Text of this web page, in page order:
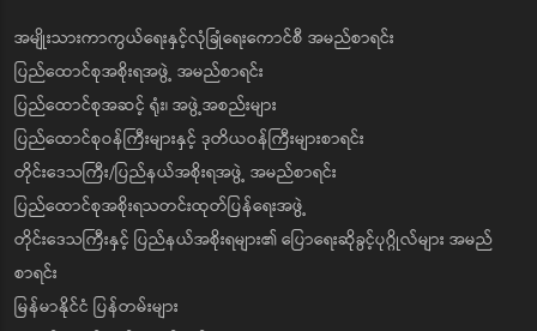
အမျိုးသားကာကွယ်ရေးနှင့်လုံခြုံရေးကောင်စီ အမည်စာရင်း
ပြည်ထောင်စုအစိုးရအဖွဲ့ အမည်စာရင်း
ပြည်ထောင်စုအဆင့် ရုံး၊ အဖွဲ့အစည်းများ
ပြည်ထောင်စုဝန်ကြီးများနှင့် ဒုတိယဝန်ကြီးများစာရင်း
တိုင်းဒေသကြီး/ပြည်နယ်အစိုးရအဖွဲ့ အမည်စာရင်း
ပြည်ထောင်စုအစိုးရသတင်းထုတ်ပြန်ရေးအဖွဲ့
တိုင်းဒေသကြီးနှင့် ပြည်နယ်အစိုးရများ၏ ပြောရေးဆိုခွင့်ပုဂ္ဂိုလ်များ အမည်
စာရင်း
မြန်မာနိုင်ငံ ပြန်တမ်းများ